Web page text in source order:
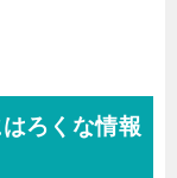
ろくな情報